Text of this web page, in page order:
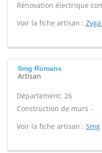
Rénovation électrique
Voir la fiche artisan :
Smg Romans
Artisan
Département: 26
Construction de murs -
Voir la fiche artisan : Smg